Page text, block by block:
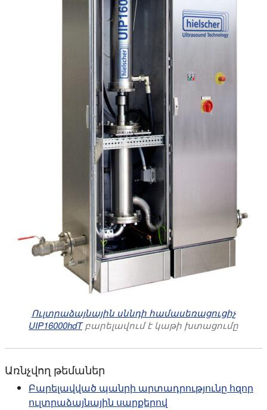
Ուլտրաձայնային սննդի համասեռացուցիչ
UIP16000hdTբարելավում է կաթի խտացումը
Առնչվող թեմաներ
Բարելավված պանրի արտադրությունը հզոր
ուլտրաձայնային սարքերով